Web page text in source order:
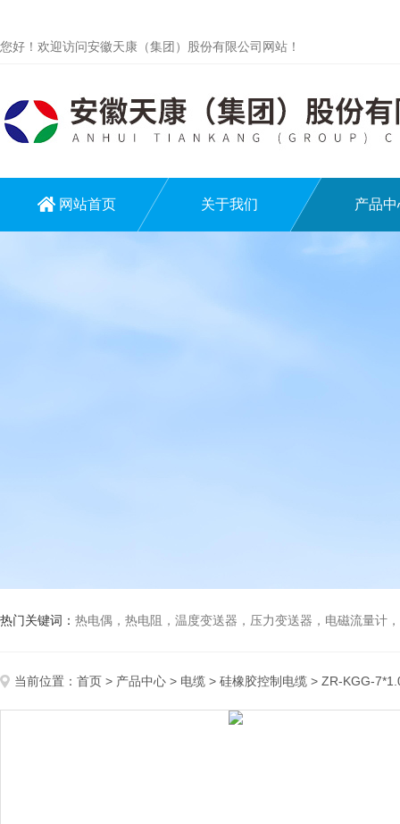
您好！欢迎访问安徽天康（集团）股份有限公司网站！
网站首页 关于我们 产品中
热门关键词： 热电偶，热电阻，温度变送器，压力变送器，电磁流量计，
当前位置： 首页 > 产品中心 > 电缆 > 硅橡胶控制电缆 > ZR-KGG-